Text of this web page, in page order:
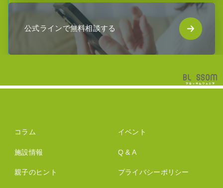
公式ラインで無料相談する
コラム イベント
施設情報 Q & A
親子のヒント プライバシーポリシー